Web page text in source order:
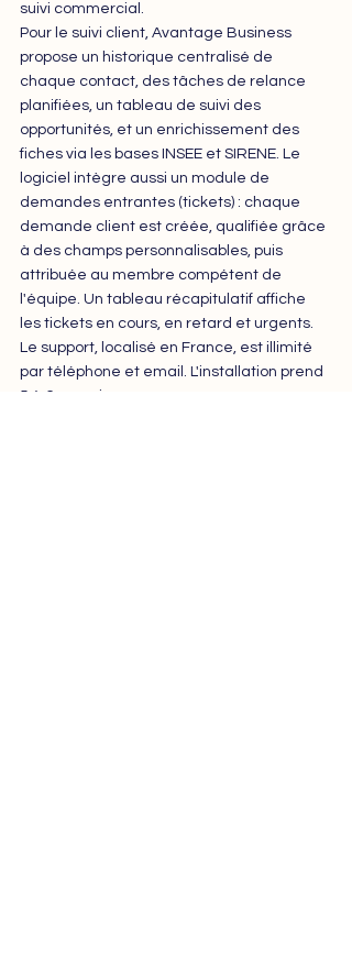
suivi commercial.
Pour le suivi client, Avantage Business
propose un historique centralisé de
chaque contact, des tâches de relance
planifiées, un tableau de suivi des
opportunités, et un enrichissement des
fiches via les bases INSEE et SIRENE. Le
logiciel intègre aussi un module de
demandes entrantes (tickets) : chaque
demande client est créée, qualifiée grâce
à des champs personnalisables, puis
attribuée au membre compétent de
l'équipe. Un tableau récapitulatif affiche
les tickets en cours, en retard et urgents.
Le support, localisé en France, est illimité
par téléphone et email. L'installation prend
5 à 6 semaines.